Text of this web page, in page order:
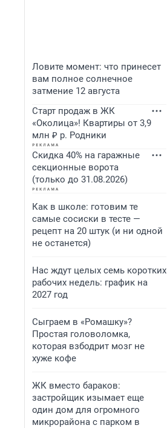
Ловите момент: что принесет
вам полное солнечное
затмение 12 августа
Старт продаж в ЖК
«Околица»! Квартиры от 3,9
млн ₽ р. Родники
Скидка 40% на гаражные
секционные ворота
(только до 31.08.2026)
Как в школе: готовим те
самые сосиски в тесте —
рецепт на 20 штук (и ни одной
не останется)
Нас ждут целых семь коротких
рабочих недель: график на
2027 год
Сыграем в «Ромашку»?
Простая головоломка,
которая взбодрит мозг не
хуже кофе
ЖК вместо бараков:
застройщик изымает еще
один дом для огромного
микрорайона с парком в